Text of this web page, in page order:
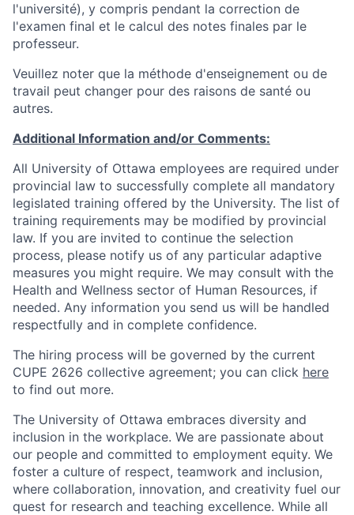
l'université), y compris pendant la correction de
l'examen final et le calcul des notes finales par le
professeur.
Veuillez noter que la méthode d'enseignement ou de
travail peut changer pour des raisons de santé ou
autres.
Additional Information and/or Comments:
All University of Ottawa employees are required under
provincial law to successfully complete all mandatory
legislated training offered by the University. The list of
training requirements may be modified by provincial
law. If you are invited to continue the selection
process, please notify us of any particular adaptive
measures you might require. We may consult with the
Health and Wellness sector of Human Resources, if
needed. Any information you send us will be handled
respectfully and in complete confidence.
The hiring process will be governed by the current
CUPE 2626 collective agreement; you can click here
to find out more.
The University of Ottawa embraces diversity and
inclusion in the workplace. We are passionate about
our people and committed to employment equity. We
foster a culture of respect, teamwork and inclusion,
where collaboration, innovation, and creativity fuel our
quest for research and teaching excellence. While all